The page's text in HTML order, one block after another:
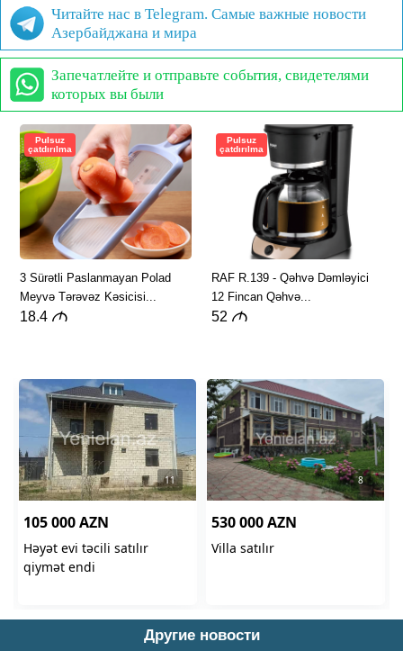
Читайте нас в Telegram. Самые важные новости
Азербайджана и мира
Запечатлейте и отправьте события, свидетелями
которых вы были
Другие новости